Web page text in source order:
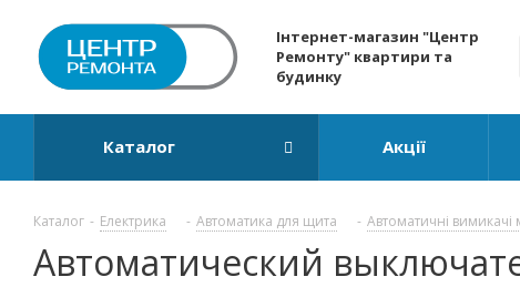
Інтернет-магазин "Центр
Ремонту" квартири та
будинку
Каталог Акції
Каталог - Електрика - Автоматика для щита - Автоматичні вимикачі
Автоматический